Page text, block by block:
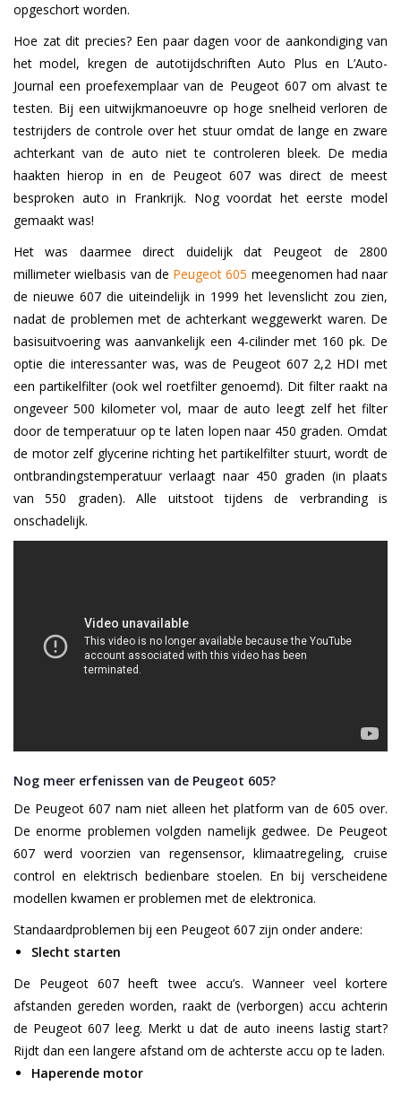
opgeschort worden.
Hoe zat dit precies? Een paar dagen voor de aankondiging van
het model, kregen de autotijdschriften Auto Plus en L’Auto-
Journal een proefexemplaar van de Peugeot 607 om alvast te
testen. Bij een uitwijkmanoeuvre op hoge snelheid verloren de
testrijders de controle over het stuur omdat de lange en zware
achterkant van de auto niet te controleren bleek. De media
haakten hierop in en de Peugeot 607 was direct de meest
besproken auto in Frankrijk. Nog voordat het eerste model
gemaakt was!
Het was daarmee direct duidelijk dat Peugeot de 2800
millimeter wielbasis van de Peugeot 605 meegenomen had naar
de nieuwe 607 die uiteindelijk in 1999 het levenslicht zou zien,
nadat de problemen met de achterkant weggewerkt waren. De
basisuitvoering was aanvankelijk een 4-cilinder met 160 pk. De
optie die interessanter was, was de Peugeot 607 2,2 HDI met
een partikelfilter (ook wel roetfilter genoemd). Dit filter raakt na
ongeveer 500 kilometer vol, maar de auto leegt zelf het filter
door de temperatuur op te laten lopen naar 450 graden. Omdat
de motor zelf glycerine richting het partikelfilter stuurt, wordt de
ontbrandingstemperatuur verlaagt naar 450 graden (in plaats
van 550 graden). Alle uitstoot tijdens de verbranding is
onschadelijk.
Nog meer erfenissen van de Peugeot 605?
De Peugeot 607 nam niet alleen het platform van de 605 over.
De enorme problemen volgden namelijk gedwee. De Peugeot
607 werd voorzien van regensensor, klimaatregeling, cruise
control en elektrisch bedienbare stoelen. En bij verscheidene
modellen kwamen er problemen met de elektronica.
Standaardproblemen bij een Peugeot 607 zijn onder andere:
Slecht starten
De Peugeot 607 heeft twee accu’s. Wanneer veel kortere
afstanden gereden worden, raakt de (verborgen) accu achterin
de Peugeot 607 leeg. Merkt u dat de auto ineens lastig start?
Rijdt dan een langere afstand om de achterste accu op te laden.
Haperende motor